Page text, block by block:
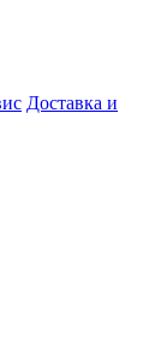
Доставка и